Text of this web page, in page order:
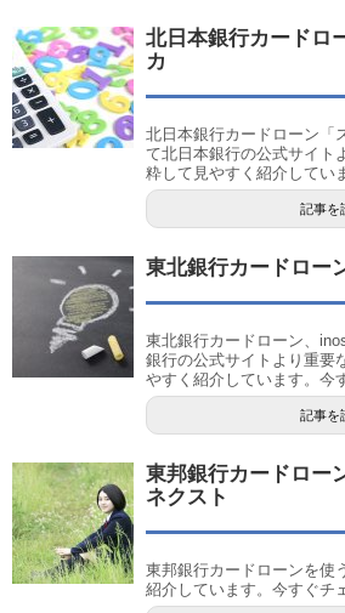
北日本銀行カードロ
カ
北日本銀行カードローン「
て北日本銀行の公式サイト
粋して見やすく紹介してい
記事を
東北銀行カードロー
東北銀行カードローン、
銀行の公式サイトより重要
やすく紹介しています。今
記事を
東邦銀行カードロー
ネクスト
東邦銀行カードローンを使
紹介しています。今すぐチ